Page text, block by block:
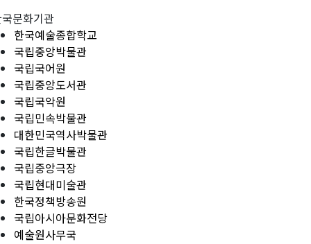
문화기관
한국예술종합학교
국립중앙박물관
국립국어원
국립중앙도서관
국립국악원
국립민속박물관
대한민국역사박물관
국립한글박물관
국립중앙극장
국립현대미술관
한국정책방송원
국립아시아문화전당
예술원사무국